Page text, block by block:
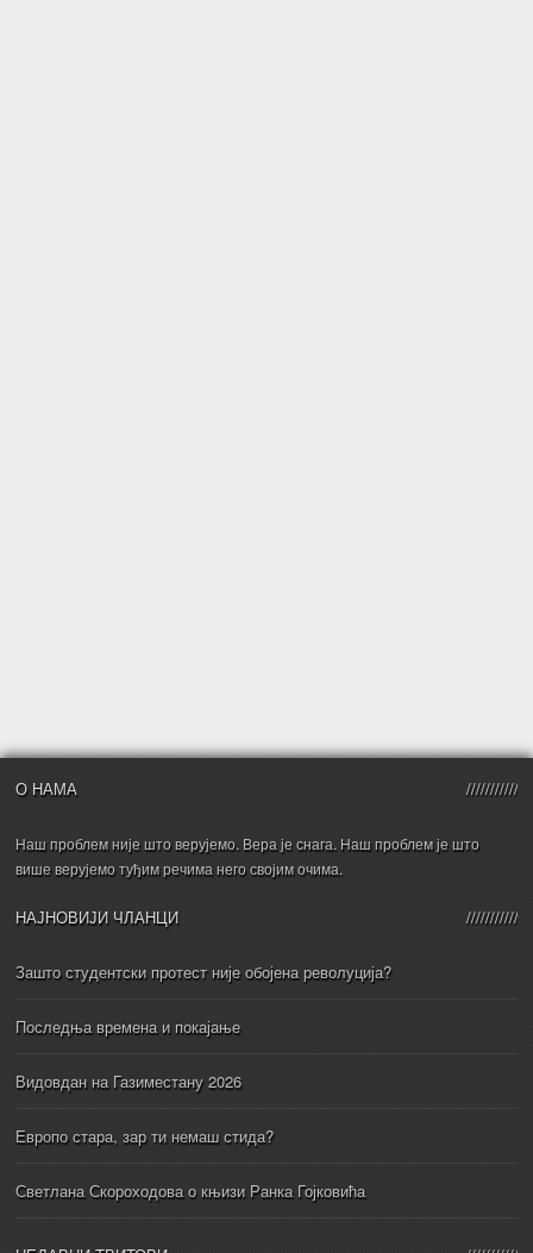
О НАМА
Наш проблем није што верујемо. Вера је снага. Наш проблем је што
више верујемо туђим речима него својим очима.
НАЈНОВИЈИ ЧЛАНЦИ
Зашто студентски протест није обојена револуција?
Последња времена и покајање
Видовдан на Газиместану 2026
Европо стара, зар ти немаш стида?
Светлана Скороходова о књизи Ранка Гојковића